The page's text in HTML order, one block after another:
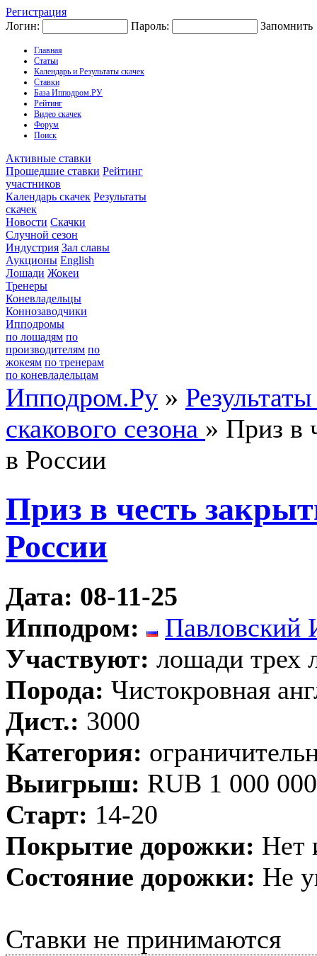
Регистрация
Логин:
Пароль: Запомнить
Главная
Статьи
Календарь и Результаты скачек
Ставки
База Ипподром.РУ
Рейтинг
Видео скачек
Форум
Поиск
Активные ставки
Прошедшие ставки Рейтинг
участников
Календарь скачек Результаты
скачек
Новости Скачки
Случной сезон
Индустрия Зал славы
Аукционы English
Лошади Жокеи
Тренеры
Коневладельцы
Коннозаводчики
Ипподромы
по лошадям по
производителям по
жокеям по тренерам
по коневладельцам
Ипподром.Ру »
скакового сезона » Приз в
в России
Приз в честь
России
Дата: 08-11-25
Ипподром:
Павловский
Участвуют: лошади трех
Порода: Чистокровная
Дист.: 3000
Категория:
Выигрыш: RUB 1 000 000
Старт: 14-20
Покрытие дорожки: Нет
Состояние дорожки: Не
Ставки не принимаются